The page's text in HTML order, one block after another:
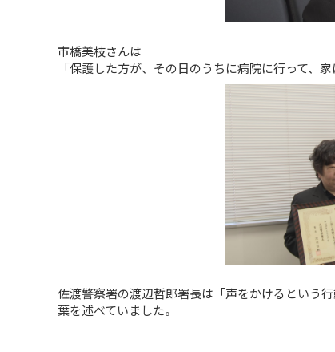
市橋美枝さんは
「保護した方が、その日のうちに病院に行って、
佐渡警察署の渡辺哲郎署長は「声をかけるという
葉を述べていました。